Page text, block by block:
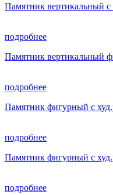
Памятник вертикальный
подробнее
Памятник вертикальный
подробнее
Памятник фигурный с
подробнее
Памятник фигурный с
подробнее